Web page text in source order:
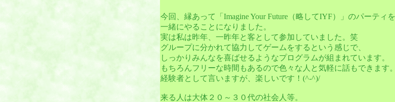
今回、縁あって「Imagine Your Future（略してIYF）」のパーティを
一緒にやることになりました。
実は私は昨年、一昨年と客として参加していました。笑
グループに分かれて協力してゲームをするという感じで、
しっかりみんなを喜ばせるようなプログラムが組まれています。
もちろんフリーな時間もあるので色々な人と気軽に話もできます。
経験者として言いますが、楽しいです！(^-^)/
来る人は大体２０～３０代の社会人等。